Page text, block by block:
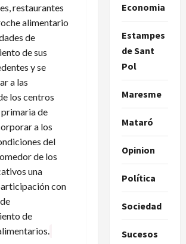
restaurantes
alimentario
de
de sus
y se
a las
los centros
de
a los
del
de los
una
con
de
Economia
Estampes
de Sant
Pol
Maresme
Mataró
Opinion
Política
Sociedad
Sucesos